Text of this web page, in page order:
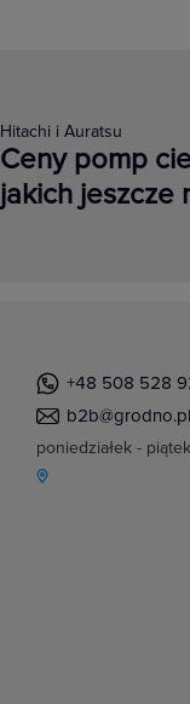
Hitachi i Auratsu
Ceny pomp
jakich jeszcze
+48 508 528
b2b@grodno.pl
poniedziałek -